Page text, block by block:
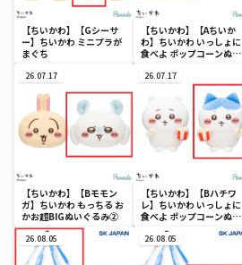
【ちいかわ】【Gシーサ
ー】ちいかわ ミニプラが
まぐち
【ちいかわ】【Aちいか
わ】ちいかわ いっしょに
食べよ ポップコーンぬい
26.07.17
【ちいかわ】【Bモモン
ガ】ちいかわ もっちる お
かお超BIGぬいぐるみ②
26.07.17
【ちいかわ】【Bハチワ
レ】ちいかわ いっしょに
食べよ ポップコーンぬい
ぐるみ
26.08.05 26.08.05